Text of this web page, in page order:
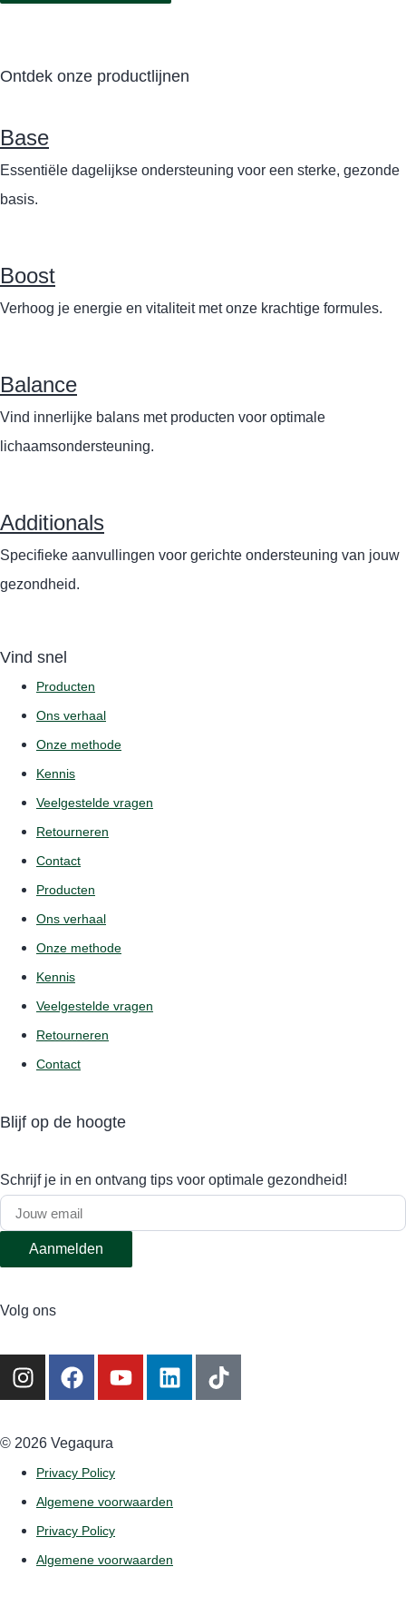
Ontdek onze productlijnen
Base
Essentiële dagelijkse ondersteuning voor een sterke, gezonde
basis.
Boost
Verhoog je energie en vitaliteit met onze krachtige formules.
Balance
Vind innerlijke balans met producten voor optimale
lichaamsondersteuning.
Additionals
Specifieke aanvullingen voor gerichte ondersteuning van jouw
gezondheid.
Vind snel
Producten
Ons verhaal
Onze methode
Kennis
Veelgestelde vragen
Retourneren
Contact
Producten
Ons verhaal
Onze methode
Kennis
Veelgestelde vragen
Retourneren
Contact
Blijf op de hoogte
Schrijf je in en ontvang tips voor optimale gezondheid!
Aanmelden
Volg ons
©️ 2026 Vegaqura
Privacy Policy
Algemene voorwaarden
Privacy Policy
Algemene voorwaarden